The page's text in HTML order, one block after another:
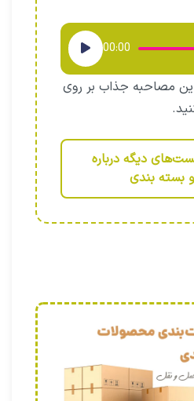
00:00
مصاحبه جذاب بر روی
دیگه درباره
بسته بندی